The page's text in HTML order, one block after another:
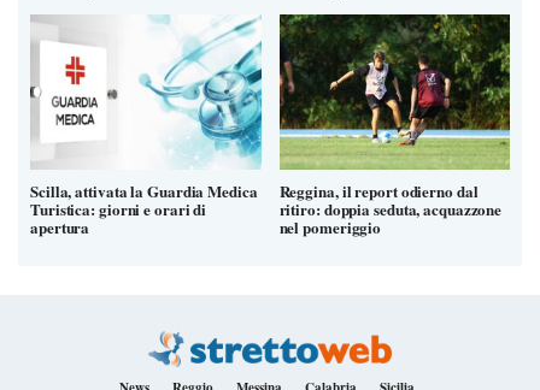
Scilla, attivata la Guardia Medica
Turistica: giorni e orari di
apertura
Reggina, il report odierno dal
ritiro: doppia seduta, acquazzone
nel pomeriggio